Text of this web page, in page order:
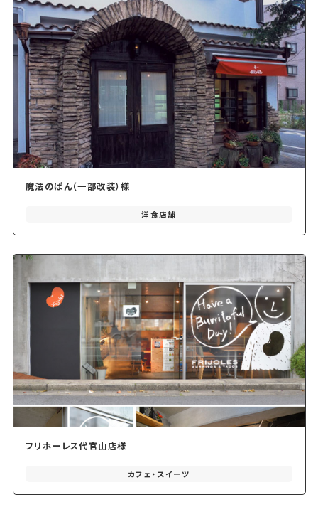
魔法のぱん（一部改装）様
洋食店舗
フリホーレス代官山店様
カフェ・スイーツ